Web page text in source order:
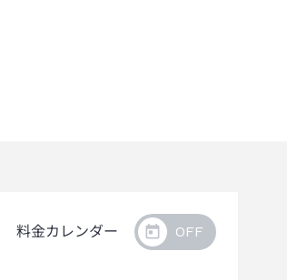
料金カレンダー